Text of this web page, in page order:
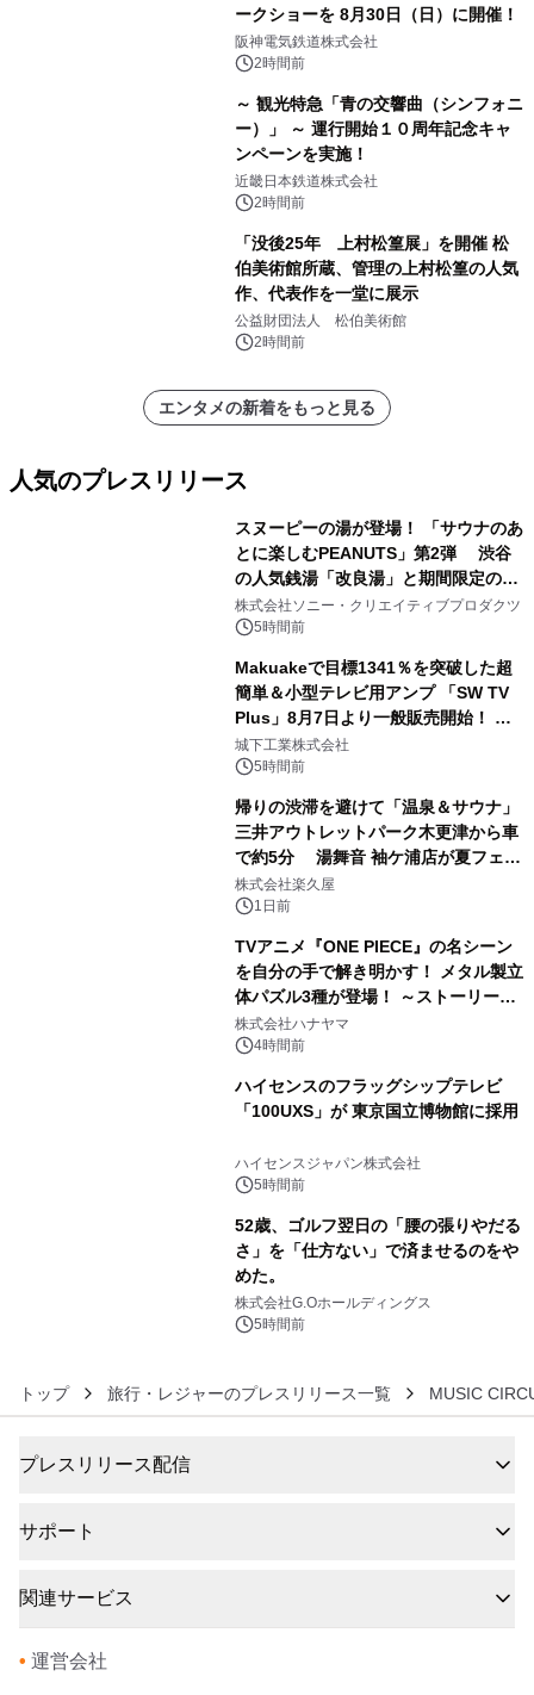
ークショーを 8月30日（日）に開催！
阪神電気鉄道株式会社
2時間前
～ 観光特急「青の交響曲（シンフォニ
ー）」 ～ 運行開始１０周年記念キャ
ンペーンを実施！
近畿日本鉄道株式会社
2時間前
「没後25年 上村松篁展」を開催 松
伯美術館所蔵、管理の上村松篁の人気
作、代表作を一堂に展示
公益財団法人 松伯美術館
2時間前
エンタメの新着をもっと見る
人気のプレスリリース
スヌーピーの湯が登場！ 「サウナのあ
とに楽しむPEANUTS」第2弾 渋谷
の人気銭湯「改良湯」と期間限定のコ
ラボレーション サウナイキタイコラ
ボグッズも発売決定！
株式会社ソニー・クリエイティブプロダクツ
5時間前
Makuakeで目標1341％を突破した超
簡単＆小型テレビ用アンプ 「SW TV
Plus」8月7日より一般販売開始！ ケ
ーブル1本つなぐだけ、テレビの音が
ぐっと豊かに
城下工業株式会社
5時間前
帰りの渋滞を避けて「温泉＆サウナ」
三井アウトレットパーク木更津から車
で約5分 湯舞音 袖ケ浦店が夏フェア
メニューを提供
株式会社楽久屋
1日前
TVアニメ『ONE PIECE』の名シーン
を自分の手で解き明かす！ メタル製立
体パズル3種が登場！ ～ストーリーと
ギミックが融合した 大人の体験型パズ
ルが8月7日(金)12時より先行予約受付
株式会社ハナヤマ
4時間前
ハイセンスのフラッグシップテレビ
「100UXS」が 東京国立博物館に採用
ハイセンスジャパン株式会社
5時間前
52歳、ゴルフ翌日の「腰の張りやだる
さ」を「仕方ない」で済ませるのをや
めた。
株式会社G.Oホールディングス
5時間前
トップ 旅行・レジャーのプレスリリース一覧 MUSIC
プレスリリース配信
サポート
関連サービス
• 運営会社